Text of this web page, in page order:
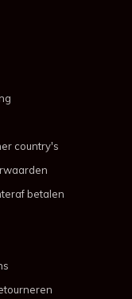
country's
betalen